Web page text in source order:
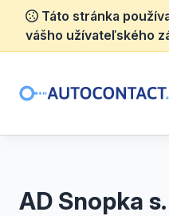
Táto stránka
vášho užívateľského
AD Snopka s.